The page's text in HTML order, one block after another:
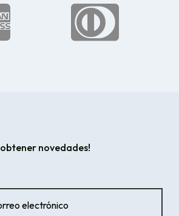

novedades!